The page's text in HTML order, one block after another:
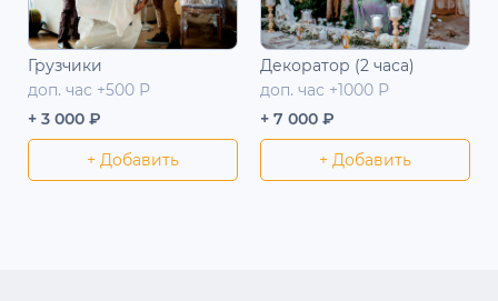
Грузчики
доп. час +500 Р
+ 3 000 ₽
+ Добавить
Декоратор (2 часа)
доп. час +1000 Р
+ 7 000 ₽
+ Добавить